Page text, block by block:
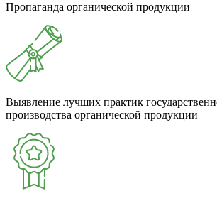
Пропаганда органической продукции
Выявление лучших практик
производства органической продукции